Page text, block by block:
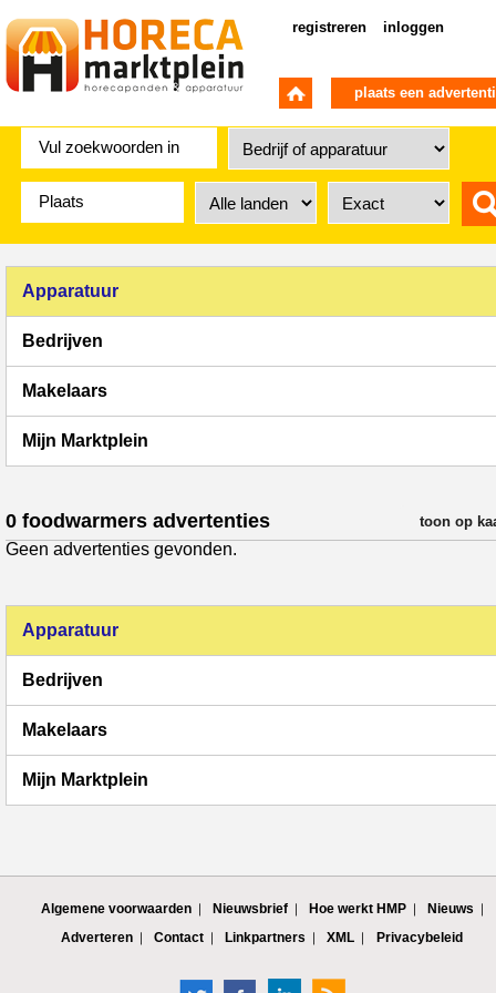
registreren inloggen
plaats een
Apparatuur
Bedrijven
Makelaars
Mijn Marktplein
0 foodwarmers advertenties verfijn
toon op
Geen advertenties gevonden.
Apparatuur
Bedrijven
Makelaars
Mijn Marktplein
Algemene voorwaarden Nieuwsbrief Hoe werkt HMP
Nieuws
Adverteren
Contact Linkpartners XML Privacybeleid